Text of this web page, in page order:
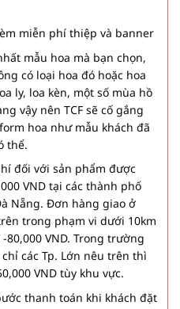
miễn phí thiệp và banner
mẫu hoa mà bạn chọn,
có loại hoa đó hoặc hoa
ly, loa kèn, một số mùa hồ
vậy nên TCF sẽ cố gắng
hoa như mẫu khách đã
thể.
đối với sản phẩm được
VND tại các thành phố
Nẵng. Đơn hàng giao ở
trong phạm vi dưới 10km
80,000 VND. Trong trường
các Tp. Lớn nêu trên thì
VND tùy khu vực.
thanh toán khi khách đặt